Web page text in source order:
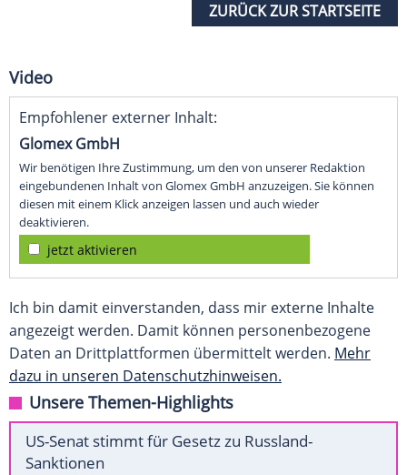
ZURÜCK ZUR STARTSEITE
Video
Empfohlener externer Inhalt:
Glomex GmbH
Wir benötigen Ihre Zustimmung, um den von unserer Redaktion
eingebundenen Inhalt von Glomex GmbH anzuzeigen. Sie können
diesen mit einem Klick anzeigen lassen und auch wieder
deaktivieren.
jetzt aktivieren
Ich bin damit einverstanden, dass mir externe Inhalte
angezeigt werden. Damit können personenbezogene
Daten an Drittplattformen übermittelt werden. Mehr
dazu in unseren Datenschutzhinweisen.
Unsere Themen-Highlights
US-Senat stimmt für Gesetz zu Russland-
Sanktionen